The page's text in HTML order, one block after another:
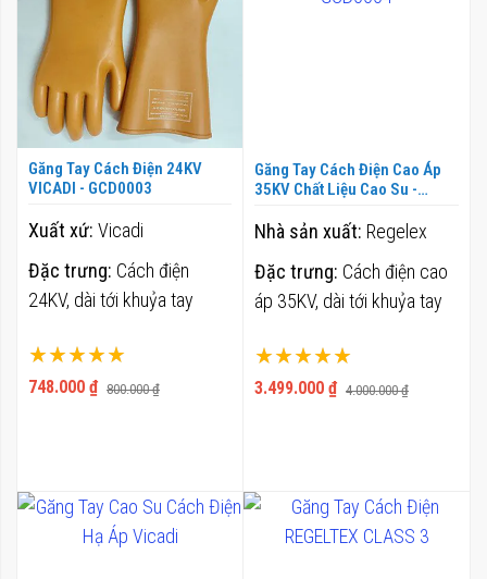
Găng Tay Cách Điện 24KV
VICADI - GCD0003
Xếp hạng:
100%
748.000 ₫ 800.000 ₫
Xuất xứ: Vicadi
Đặc trưng: Cách điện
24KV, dài tới khuỷa tay
Găng Tay Cách Điện Cao Áp
35KV Chất Liệu Cao Su -
Xếp hạng:
100%
3.499.000 ₫ 4.000.000 ₫
Nhà sản xuất: Regelex
Đặc trưng: Cách điện cao
áp 35KV, dài tới khuỷa tay